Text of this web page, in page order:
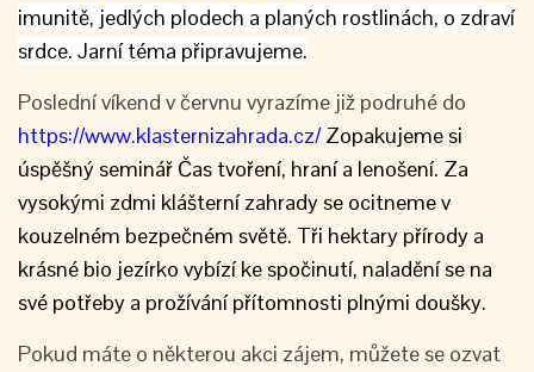
imunitě, jedlých plodech a planých rostlinách, o zdraví
srdce. Jarní téma připravujeme.
Poslední víkend v červnu vyrazíme již podruhé do
https://www.klasternizahrada.cz/Zopakujeme si
úspěšný seminář Čas tvoření, hraní a lenošení. Za
vysokými zdmi klášterní zahrady se ocitneme v
kouzelném bezpečném světě. Tři hektary přírody a
krásné bio jezírko vybízí ke spočinutí, naladění se na
své potřeby a prožívání přítomnosti plnými doušky.
Pokud máte o některou akci zájem, můžete se ozvat